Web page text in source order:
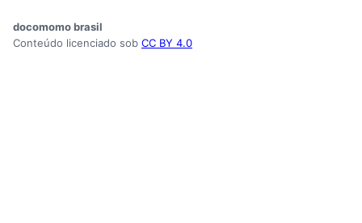
docomomo brasil
Conteúdo licenciado sob CC BY 4.0